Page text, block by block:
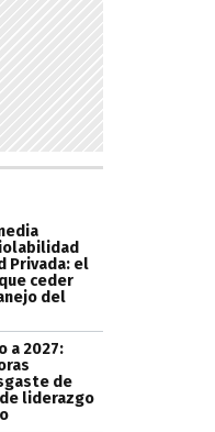
Privada: el
ceder
del
a 2027:
de
liderazgo